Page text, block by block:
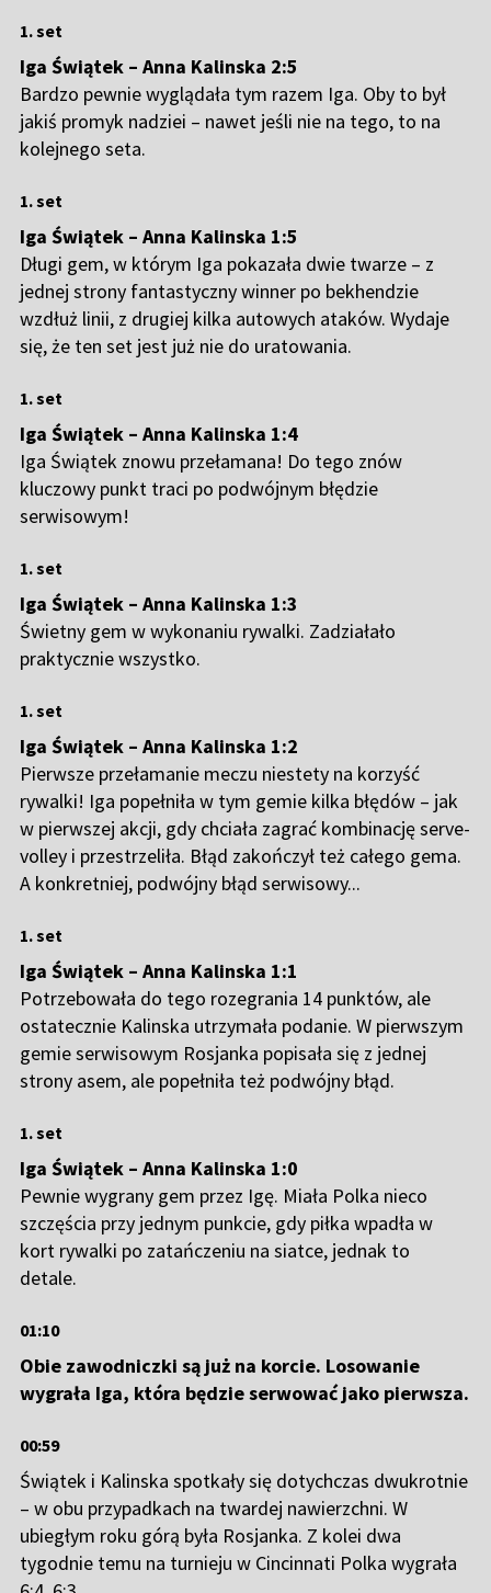
1. set
Iga Świątek – Anna Kalinska 2:5
Bardzo pewnie wyglądała tym razem Iga. Oby to był
jakiś promyk nadziei – nawet jeśli nie na tego, to na
kolejnego seta.
1. set
Iga Świątek – Anna Kalinska 1:5
Długi gem, w którym Iga pokazała dwie twarze – z
jednej strony fantastyczny winner po bekhendzie
wzdłuż linii, z drugiej kilka autowych ataków. Wydaje
się, że ten set jest już nie do uratowania.
1. set
Iga Świątek – Anna Kalinska 1:4
Iga Świątek znowu przełamana! Do tego znów
kluczowy punkt traci po podwójnym błędzie
serwisowym!
1. set
Iga Świątek – Anna Kalinska 1:3
Świetny gem w wykonaniu rywalki. Zadziałało
praktycznie wszystko.
1. set
Iga Świątek – Anna Kalinska 1:2
Pierwsze przełamanie meczu niestety na korzyść
rywalki! Iga popełniła w tym gemie kilka błędów – jak
w pierwszej akcji, gdy chciała zagrać kombinację serve-
volley i przestrzeliła. Błąd zakończył też całego gema.
A konkretniej, podwójny błąd serwisowy...
1. set
Iga Świątek – Anna Kalinska 1:1
Potrzebowała do tego rozegrania 14 punktów, ale
ostatecznie Kalinska utrzymała podanie. W pierwszym
gemie serwisowym Rosjanka popisała się z jednej
strony asem, ale popełniła też podwójny błąd.
1. set
Iga Świątek – Anna Kalinska 1:0
Pewnie wygrany gem przez Igę. Miała Polka nieco
szczęścia przy jednym punkcie, gdy piłka wpadła w
kort rywalki po zatańczeniu na siatce, jednak to
detale.
01:10
Obie zawodniczki są już na korcie. Losowanie
wygrała Iga, która będzie serwować jako pierwsza.
00:59
Świątek i Kalinska spotkały się dotychczas dwukrotnie
– w obu przypadkach na twardej nawierzchni. W
ubiegłym roku górą była Rosjanka. Z kolei dwa
tygodnie temu na turnieju w Cincinnati Polka wygrała